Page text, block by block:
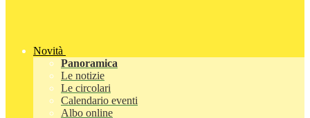
Novità
Panoramica
Le notizie
Le circolari
Calendario eventi
Albo online